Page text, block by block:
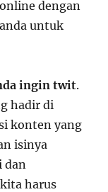
dengan
untuk
ingin twit.
hadir di
konten yang
isinya
dan
harus